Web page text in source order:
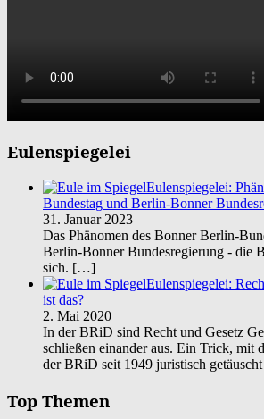
Eulenspiegelei
Eulenspiegelei:
Bundestag und Berlin-Bonner
31. Januar 2023
Das Phänomen des Bonner Berlin-
Berlin-Bonner Bundesregierung - die
sich. […]
Eulenspiegelei:
ist das?
2. Mai 2020
In der BRiD sind Recht und Gesetz
schließen einander aus. Ein Trick, mit
der BRiD seit 1949 juristisch
Top Themen